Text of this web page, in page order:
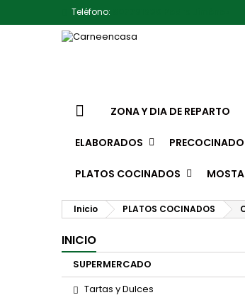
Teléfono:
ZONA Y DIA DE REPARTO
ELABORADOS
PLATOS COCINADOS
Inicio PLATOS COCINADOS
INICIO
SUPERMERCADO
Tartas y Dulces